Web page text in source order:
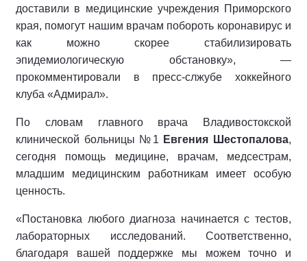
доставили в медицинские учреждения Приморского
края, помогут нашим врачам побороть коронавирус и
как можно скорее стабилизировать
эпидемиологическую обстановку», —
прокомментировали в пресс-слжубе хоккейного
клуба «Адмирал».
По словам главного врача Владивостокской
клинической больницы №1 Евгения Шестопалова,
сегодня помощь медицине, врачам, медсестрам,
младшим медицинским работникам имеет особую
ценность.
«Постановка любого диагноза начинается с тестов,
лабораторных исследований. Соответственно,
благодаря вашей поддержке мы можем точно и